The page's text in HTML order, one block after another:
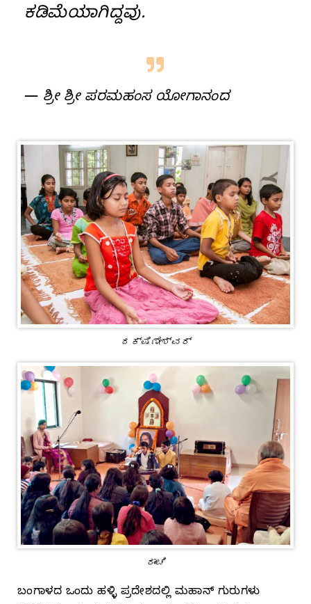
ಕಡಿಮೆಯಾಗಿದ್ದವು.
— ಶ್ರೀ ಶ್ರೀ ಪರಮಹಂಸ ಯೋಗಾನಂದ
ದಕ್ಷಿಣೇಶ್ವರ್‌
ರಾಂಚಿ
ಬಂಗಾಳದ ಒಂದು ಹಳ್ಳಿ ಪ್ರದೇಶದಲ್ಲಿ ಮಹಾನ್‌ ಗುರುಗಳು